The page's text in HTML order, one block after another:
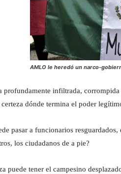
AMLO le heredó un narco-
profundamente infiltrada,
dónde termina el poder
pasar a funcionarios
los ciudadanos de a pie?
puede tener el campesino